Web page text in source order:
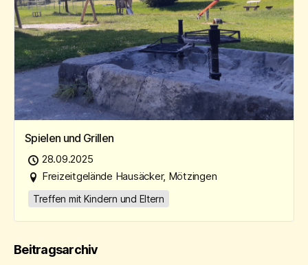
Spielen und Grillen
28.09.2025
Freizeitgelände Hausäcker, Mötzingen
Treffen mit Kindern und Eltern
Beitragsarchiv